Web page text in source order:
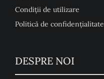
Condiţii de utilizare
Politică de confidențialitate
DESPRE NOI